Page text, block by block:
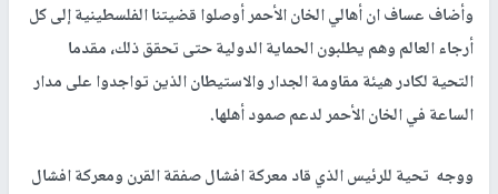
وأضاف عساف ان أهالي الخان الأحمر أوصلوا قضيتنا الفلسطينية إلى كل
أرجاء العالم وهم يطلبون الحماية الدولية حتى تحقق ذلك، مقدما
التحية لكادر هيئة مقاومة الجدار والاستيطان الذين تواجدوا على مدار
الساعة في الخان الأحمر لدعم صمود أهلها.
ووجه تحية للرئيس الذي قاد معركة افشال صفقة القرن ومعركة افشال